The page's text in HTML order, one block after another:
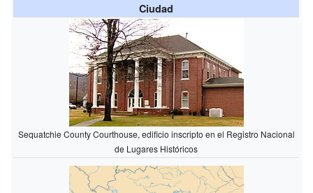
Ciudad
Sequatchie County Courthouse, edificio inscripto en el Registro Nacional
de Lugares Históricos